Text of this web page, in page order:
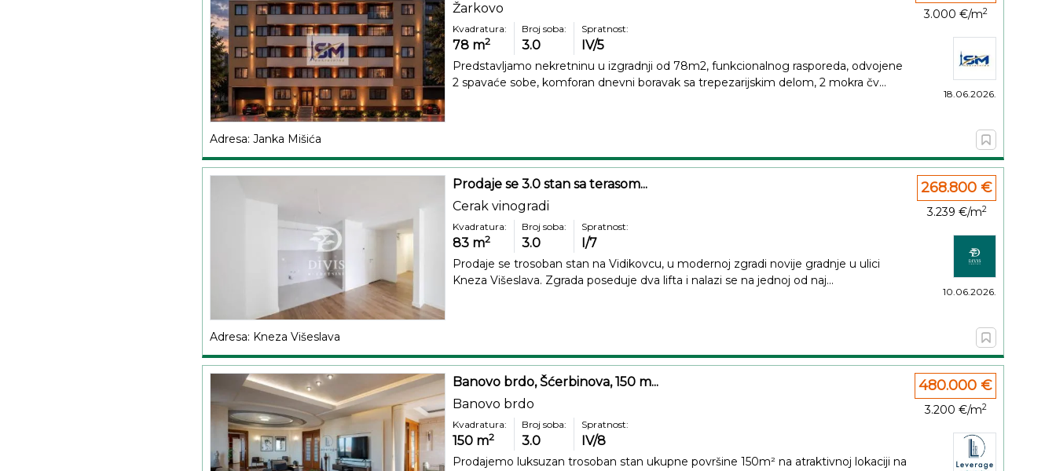
Žarkovo
Kvadratura:
78 m2
Broj soba:
3.0
Spratnost:
IV/5
Predstavljamo nekretninu u izgradnji od 78m2, funkcionalnog rasporeda, odvojene
2 spavaće sobe, komforan dnevni boravak sa trepezarijskim delom, 2 mokra čv...
3.000 €/m2
18.06.2026.
Adresa: Janka Mišića
Prodaje se 3.0 stan sa terasom...
Cerak vinogradi
Kvadratura:
83 m2
Broj soba:
3.0
Spratnost:
I/7
Prodaje se trosoban stan na Vidikovcu, u modernoj zgradi novije gradnje u ulici
Kneza Višeslava. Zgrada poseduje dva lifta i nalazi se na jednoj od naj...
268.800 €
3.239 €/m2
10.06.2026.
Adresa: Kneza Višeslava
Banovo brdo, Šćerbinova, 150 m...
Banovo brdo
Kvadratura:
150 m2
Broj soba:
3.0
Spratnost:
IV/8
Prodajemo luksuzan trosoban stan ukupne površine 150m² na atraktivnoj lokaciji na
480.000 €
3.200 €/m2